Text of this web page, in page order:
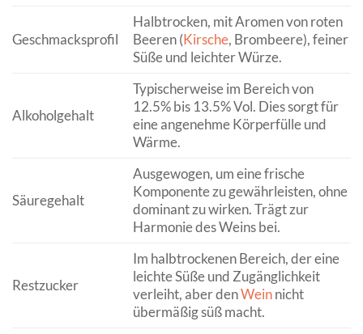
Geschmacksprofil
Halbtrocken, mit Aromen von roten
Beeren (Kirsche, Brombeere), feiner
Süße und leichter Würze.
Alkoholgehalt
Typischerweise im Bereich von
12.5% bis 13.5% Vol. Dies sorgt für
eine angenehme Körperfülle und
Wärme.
Säuregehalt
Ausgewogen, um eine frische
Komponente zu gewährleisten, ohne
dominant zu wirken. Trägt zur
Harmonie des Weins bei.
Restzucker
Im halbtrockenen Bereich, der eine
leichte Süße und Zugänglichkeit
verleiht, aber denWeinnicht
übermäßig süß macht.